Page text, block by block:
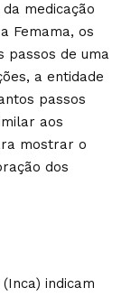
medicação
Femama, os
passos de uma
a entidade
passos
aos
mostrar o
dos
indicam